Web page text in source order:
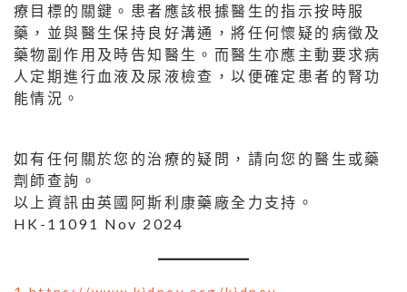
療目標的關鍵。患者應該根據醫生的指示按時服
藥，並與醫生保持良好溝通，將任何懷疑的病徵及
藥物副作用及時告知醫生。而醫生亦應主動要求病
人定期進行血液及尿液檢查，以便確定患者的腎功
能情況。
如有任何關於您的治療的疑問，請向您的醫生或藥
劑師查詢。
以上資訊由英國阿斯利康藥廠全力支持。
HK-11091 Nov 2024